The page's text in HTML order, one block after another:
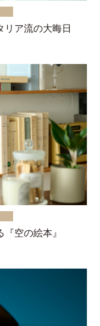
リア流の大晦日
空の絵本』